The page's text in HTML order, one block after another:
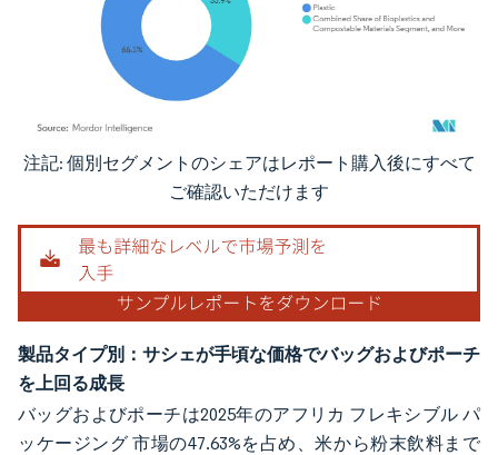
画像 © Mordor Intelligence。再利用にはCC BY 4.0の表示が必要です。
注記: 個別セグメントのシェアはレポート購入後にすべて
ご確認いただけます
製品タイプ別：サシェが手頃な価格でバッグおよびポーチ
を上回る成長
バッグおよびポーチは2025年のアフリカ フレキシブル パ
ッケージング 市場の47.63%を占め、米から粉末飲料まで